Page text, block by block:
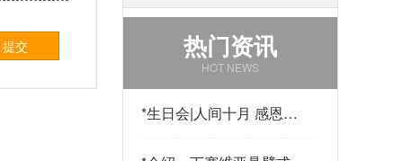
提交 热门资讯
HOT NEWS
*生日会|人间十月 感恩有